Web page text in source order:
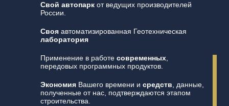
Свой автопаркот ведущих производителей
России.
Свояавтоматизированная Геотехническая
лаборатория
Применение в работе современных,
передовых программных продуктов.
ЭкономияВашего времени и средств, данные,
полученные от нас, подтверждаются этапом
строительства.